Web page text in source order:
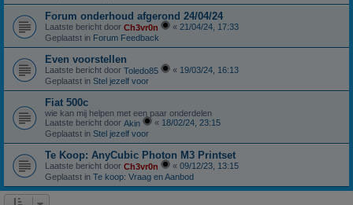
Forum onderhoud afgerond 24/04/24
Laatste bericht door Ch3vr0n « 21/04/24, 17:33
Geplaatst in Forum Feedback
Even voorstellen
Laatste bericht door Toledo85 « 19/03/24, 16:13
Geplaatst in Stel jezelf voor
Fiat 500c
wie kan mij helpen met een paar onderdelen
Laatste bericht door Akin « 18/02/24, 23:15
Geplaatst in Stel jezelf voor
Te Koop: AnyCubic Photon M3 Printset
Laatste bericht door Ch3vr0n « 09/12/23, 13:15
Geplaatst in Te koop: Vraag en Aanbod